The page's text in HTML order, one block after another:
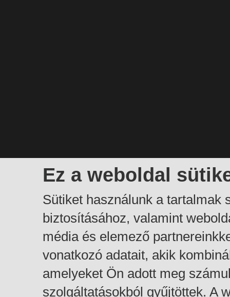
Ez a weboldal
Sütiket használunk a tartalmak
biztosításához, valamint
média és elemező
vonatkozó adatait, akik
amelyeket Ön adott meg
szolgáltatásokból gyűjtöttek. A